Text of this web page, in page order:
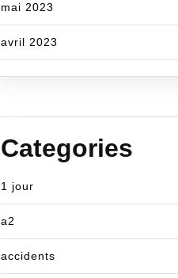
mai 2023
avril 2023
Categories
1 jour
a2
accidents